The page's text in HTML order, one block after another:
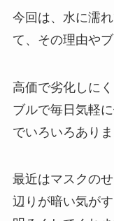
今回は、水に濡
て、その理由や
高価で劣化しに
ブルで毎日気軽
でいろいろありま
最近はマスクの
辺りが暗い気が